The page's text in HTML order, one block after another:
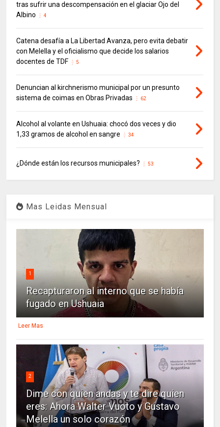
tras sufrir una descompensación en el glaciar Ojo del
Albino
4
Catena desafía a La Libertad Avanza, pero evita debatir
con Melella y el oficialismo que decide los salarios
docentes de TDF
5
Denuncian al kirchnerismo municipal por un presunto
sistema de coimas en Obras Privadas
62
Alcohol al volante en Ushuaia: chocó dos veces y dio
1,33 gramos de alcohol en sangre
34
¿Dónde están los recursos municipales? 53
Mas Leidas Mensual
1
Recapturaron al interno que se había
fugado en Ushuaia
Leer Mas
2
Dime con quien andas y te dire quien
eres: Ahora Walter Vuoto y Gustavo
Melella un solo corazón